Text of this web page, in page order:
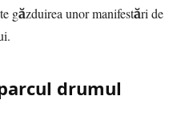
găzduirea unor manifestări de
drumul